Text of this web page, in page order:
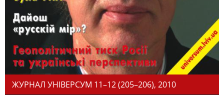
ЖУРНАЛ УНІВЕРСУМ 11–12 (205–206), 2010